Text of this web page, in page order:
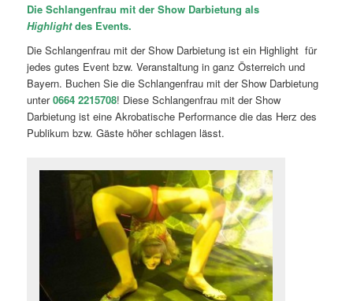
Die Schlangenfrau mit der Show Darbietung als
Highlightdes Events.
Die Schlangenfrau mit der Show Darbietung ist ein Highlight für
jedes gutes Event bzw. Veranstaltung in ganz Österreich und
Bayern. Buchen Sie die Schlangenfrau mit der Show Darbietung
unter0664 2215708! Diese Schlangenfrau mit der Show
Darbietung ist eine Akrobatische Performance die das Herz des
Publikum bzw. Gäste höher schlagen lässt.